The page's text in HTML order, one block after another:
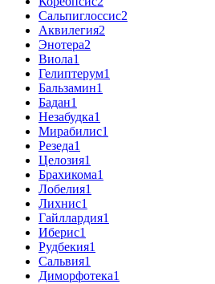
Сальпиглоссис2
Аквилегия2
Энотера2
Виола1
Гелиптерум1
Бальзамин1
Бадан1
Незабудка1
Мирабилис1
Резеда1
Целозия1
Брахикома1
Лобелия1
Лихнис1
Гайллардия1
Иберис1
Рудбекия1
Сальвия1
Диморфотека1